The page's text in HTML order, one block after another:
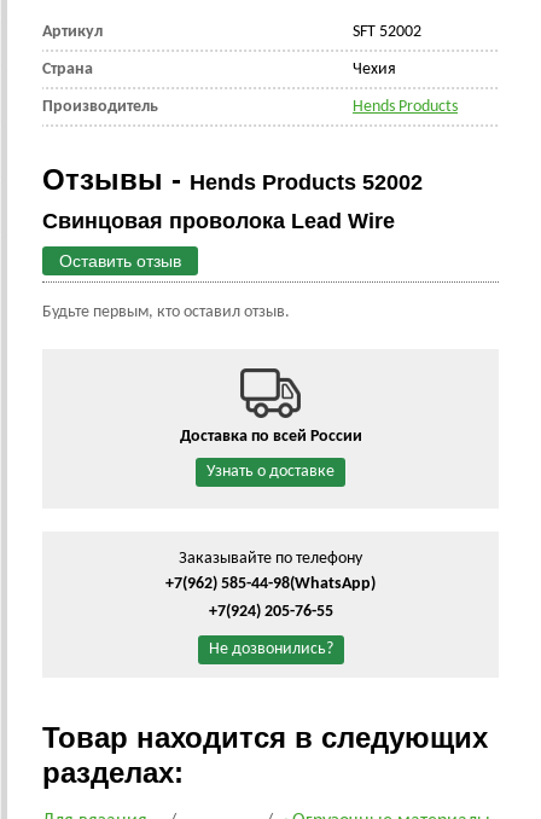
Артикул SFT 52002
Страна Чехия
Производитель Hends Products
Отзывы - Hends Products 52002
Свинцовая проволока Lead Wire
Оставить отзыв
Будьте первым, кто оставил отзыв.
Доставка по всей России
Узнать о доставке
Заказывайте по телефону
+7(962) 585-44-98(WhatsApp)
+7(924) 205-76-55
Не дозвонились?
Товар находится в следующих
разделах: